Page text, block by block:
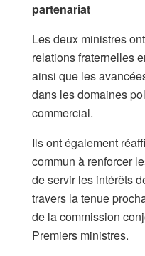
partenariat
Les deux ministres
relations fraternelles
ainsi que les
dans les domaines
commercial.
Ils ont également
commun à renforcer
de servir les intérêts
travers la tenue
de la commission
Premiers ministres.